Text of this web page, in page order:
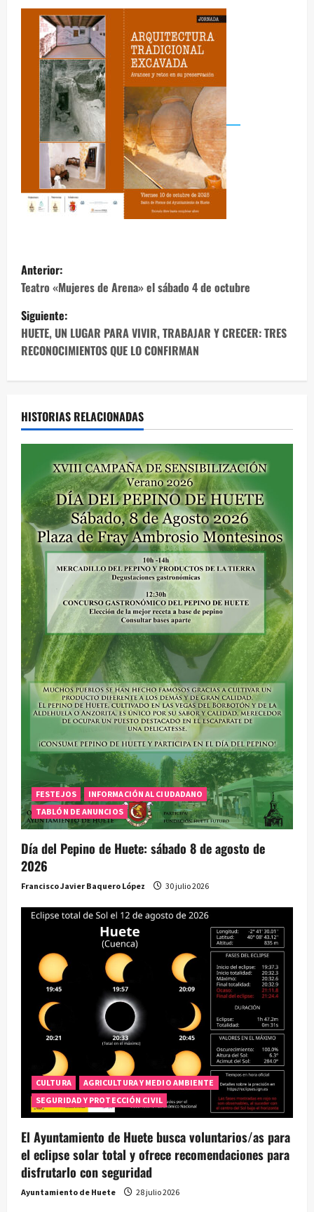
N
a
v
e
g
a
c
ó
n
d
e
e
n
t
r
d
a
s
Anterior:
Teatro «Mujeres de Arena» el sábado 4 de octubre
Siguiente:
HUETE, UN LUGAR PARA VIVIR, TRABAJAR Y CRECER: TRES
RECONOCIMIENTOS QUE LO CONFIRMAN
HISTORIAS RELACIONADAS
FESTEJOS
INFORMACIÓN AL CIUDADANO
TABLÓN DE ANUNCIOS
Día del Pepino de Huete: sábado 8 de agosto de
2026
Francisco Javier Baquero López 30 julio 2026
CULTURA
AGRICULTURA Y MEDIO AMBIENTE
SEGURIDAD Y PROTECCIÓN CIVIL
El Ayuntamiento de Huete busca voluntarios/as para
el eclipse solar total y ofrece recomendaciones para
disfrutarlo con seguridad
Ayuntamiento de Huete 28 julio 2026